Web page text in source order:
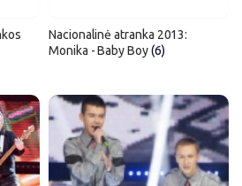
Nacionalinė atranka 2013:
Monika - Baby Boy(6)